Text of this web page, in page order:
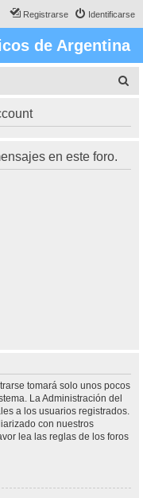
Identificarse
Registrarse
de Argentina
en este foro.
tomará solo unos pocos
La Administración del
a los usuarios registrados.
con nuestros
lea las reglas de los foros